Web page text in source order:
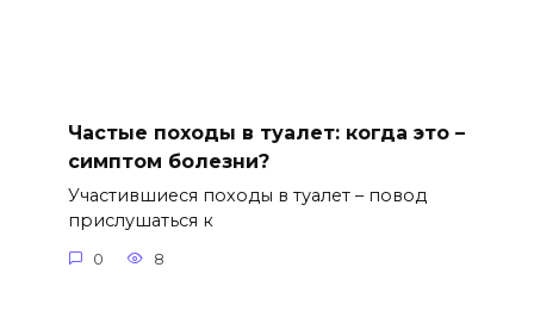
Частые походы в туалет: когда это –
симптом болезни?
Участившиеся походы в туалет – повод
прислушаться к
0 8